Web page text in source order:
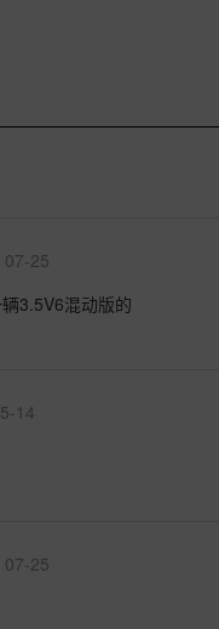
07-25
3.5V6混动版的
14
07-25